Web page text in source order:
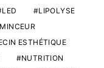
LED
LIPOLYSE
MINCEUR
ESTHÉTIQUE
NUTRITION